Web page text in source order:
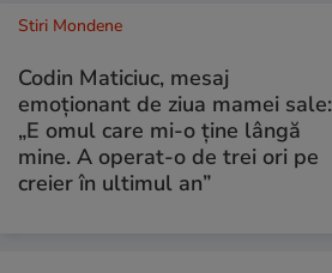
Stiri Mondene
Codin Maticiuc, mesaj
emoționant de ziua mamei sale:
„E omul care mi-o ține lângă
mine. A operat-o de trei ori pe
creier în ultimul an”